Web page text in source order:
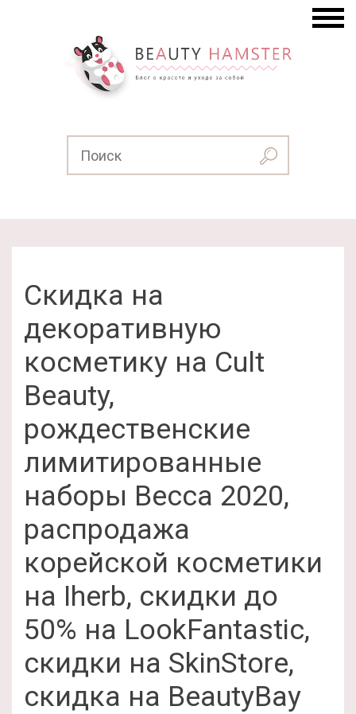
Скидка на
декоративную
косметику на Cult
Beauty,
рождественские
лимитированные
наборы Becca 2020,
распродажа
корейской косметики
на Iherb, скидки до
50% на LookFantastic,
скидки на SkinStore,
скидка на BeautyBay